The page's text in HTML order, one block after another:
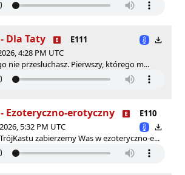
Dla Taty
E111
4:28 PM UTC
nie przesłuchasz. Pierwszy, którego m...
Ezoteryczno-erotyczny
E110
5:32 PM UTC
zabierzemy Was w ezoteryczno-e...